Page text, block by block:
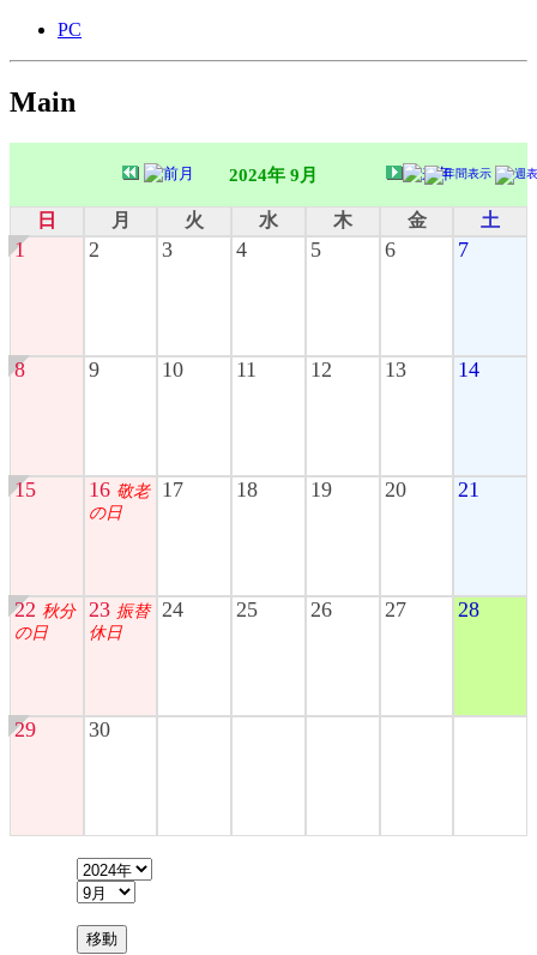
PC
Main
2024年 9月
日 月 火 水 木 金 土
1 2 3 4 5 6 7
8 9 10 11 12 13 14
15 16 敬老
の日
17 18 19 20 21
22 秋分
の日
23 振替
休日
24 25 26 27 28
29 30